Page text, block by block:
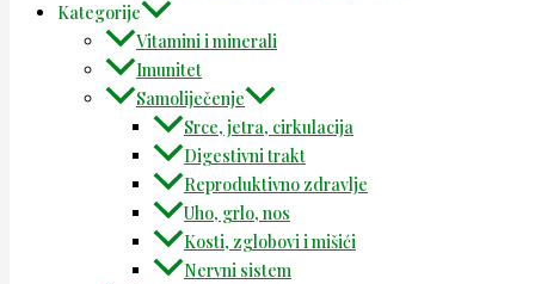
Kategorije
Vitamini i minerali
Imunitet
Samoliječenje
Srce, jetra, cirkulacija
Digestivni trakt
Reproduktivno zdravlje
Uho, grlo, nos
Kosti, zglobovi i mišići
Nervni sistem